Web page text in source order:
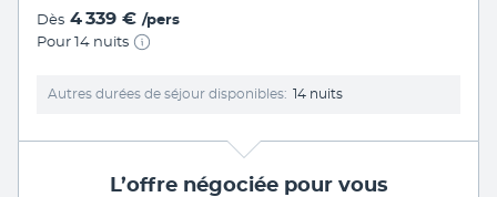
Dès 4 339 € /pers
Pour 14 nuits
Autres durées de séjour disponibles 14 nuits
L’offre négociée pour vous